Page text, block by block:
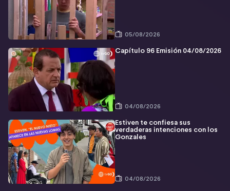
05/08/2026
Capítulo 96 Emisión 04/08/2026
04/08/2026
Estiven te confiesa sus
verdaderas intenciones con los
Gonzales
04/08/2026